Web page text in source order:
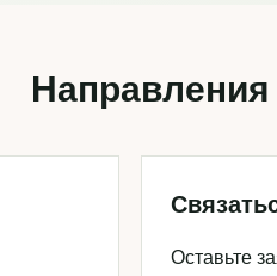
Направления
Оставьте